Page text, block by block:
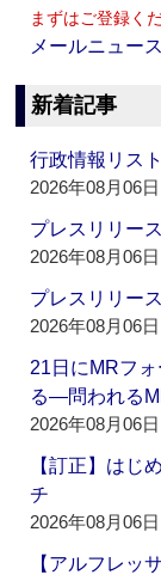
まずはご登録く
メールニュー
新着記事
行政情報リス
2026年08月06
プレスリリー
2026年08月06
プレスリリー
2026年08月06
21日にMRフ
る―問われる
2026年08月06
【訂正】は
チ
2026年08月06
【アルフレッ